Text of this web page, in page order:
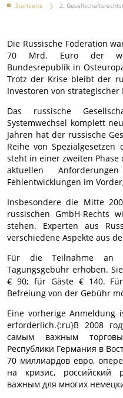
Startseite 2.
Die Russische Föderation
70 Mrd. Euro der
Bundesrepublik in
Trotz der Krise bleibt der
Investoren von strategischer
Das russische
Systemwechsel komplett
Jahren hat der russische
Reihe von
steht in einer zweiten Phase
aktuellen
Fehlentwicklungen im
Insbesondere die Mitte
russischen GmbH-Rechts
stehen. Experten aus
verschiedene Aspekte aus
Für die Teilnahme an
Tagungsgebühr erhoben.
€ 90; für Gäste € 140.
Befreiung von der Gebühr
Eine vorherige
erforderlich.{:ru}В 2008
самым важным
Республики Германия в
70 миллиардов евро,
на кризис, российский
важным для многих